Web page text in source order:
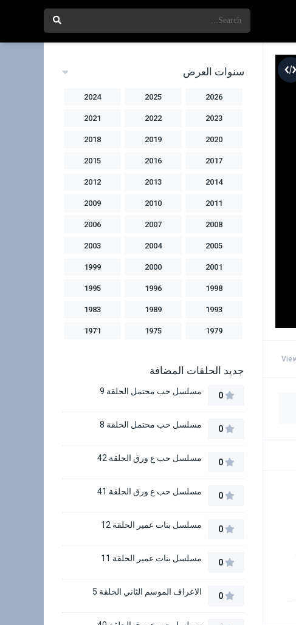
سنوات العرض
2026
2025
2024
2023
2022
2021
2020
2019
2018
2017
2016
2015
2014
2013
2012
2011
2010
2009
2008
2007
2006
2005
2004
2003
2001
2000
1999
1998
1996
1995
1993
1989
1983
1979
1975
1971
جديد الحلقات المضافة
0 مسلسل حب محتمل الحلقة 9
0 مسلسل حب محتمل الحلقة 8
0 مسلسل حب ع ورق الحلقة 42
0 مسلسل حب ع ورق الحلقة 41
0 مسلسل بنات عمير الحلقة 12
0 مسلسل بنات عمير الحلقة 11
0 الاعراف الموسم الثاني الحلقة 5